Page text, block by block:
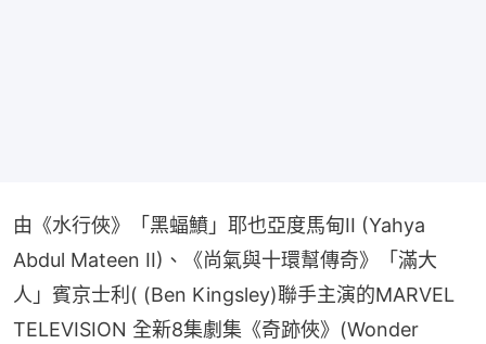
由《水行俠》「黑蝠鱝」耶也亞度馬甸II (Yahya
Abdul Mateen II)、《尚氣與十環幫傳奇》「滿大
人」賓京士利( (Ben Kingsley)聯手主演的MARVEL
TELEVISION 全新8集劇集《奇跡俠》(Wonder